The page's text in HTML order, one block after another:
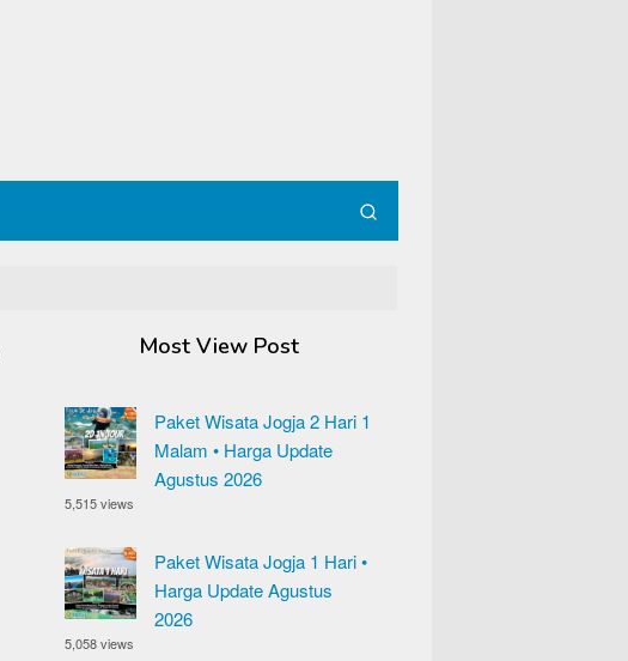
Most View Post
Paket Wisata Jogja 2 Hari 1
Malam • Harga Update
Agustus 2026
5,515 views
Paket Wisata Jogja 1 Hari •
Harga Update Agustus
2026
5,058 views